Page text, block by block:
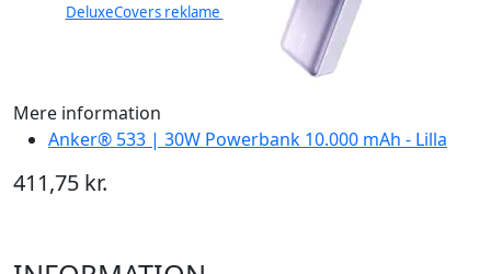
DeluxeCovers reklame
Mere information
Anker® 533 | 30W Powerbank 10.000 mAh - Lilla
411,75 kr.